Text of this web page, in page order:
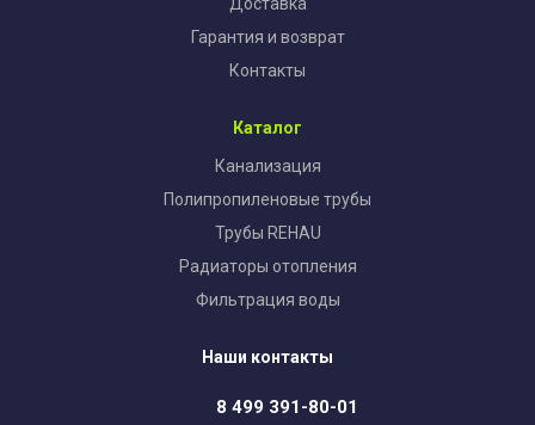
Гарантия и возврат
Контакты
Каталог
Канализация
Полипропиленовые трубы
Трубы REHAU
Радиаторы отопления
Фильтрация воды
Наши контакты
8 499 391-80-01